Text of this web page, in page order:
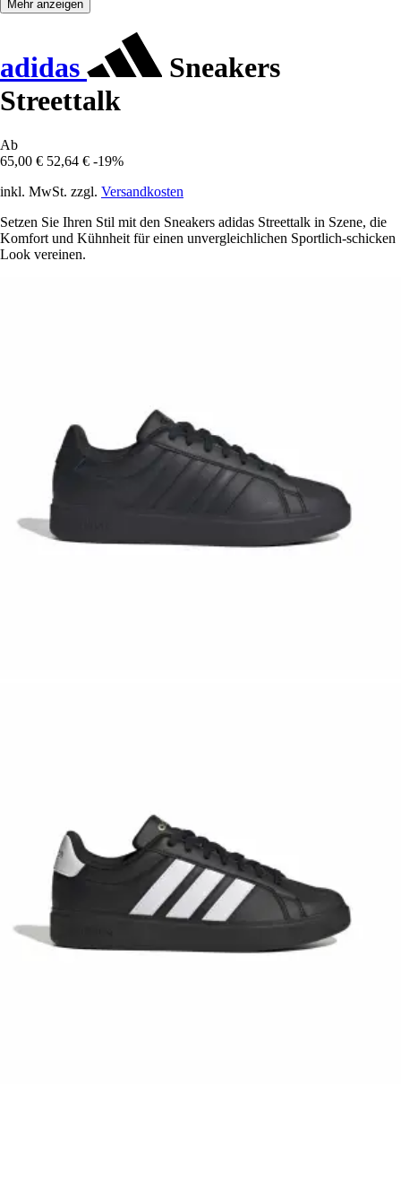
Mehr anzeigen
adidas
Sneakers
Streettalk
Ab
65,00 € 52,64 € -19%
inkl. MwSt. zzgl. Versandkosten
Setzen Sie Ihren Stil mit den Sneakers adidas Streettalk in Szene, die
Komfort und Kühnheit für einen unvergleichlichen Sportlich-schicken
Look vereinen.